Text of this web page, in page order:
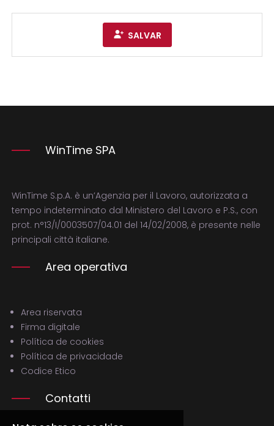
SALVAR
WinTime SPA
WinTime S.p.A. è un’Agenzia per il Lavoro, autorizzata a
tempo indeterminato dal Ministero del Lavoro e P.S., con
prot. n°13/I/0003507/04.01 del 14/02/2008, è presente nelle
principali città italiane.
Area operativa
Area riservata
Firma digitale
Política de cookies
Política de privacidade
Codice Etico
Contatti